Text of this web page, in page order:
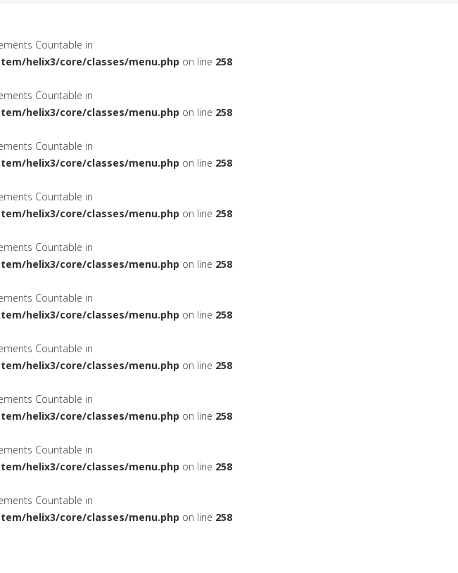
Countable in
helix3/core/classes/menu.php on line 258
Countable in
helix3/core/classes/menu.php on line 258
Countable in
helix3/core/classes/menu.php on line 258
Countable in
helix3/core/classes/menu.php on line 258
Countable in
helix3/core/classes/menu.php on line 258
Countable in
helix3/core/classes/menu.php on line 258
Countable in
helix3/core/classes/menu.php on line 258
Countable in
helix3/core/classes/menu.php on line 258
Countable in
helix3/core/classes/menu.php on line 258
Countable in
helix3/core/classes/menu.php on line 258